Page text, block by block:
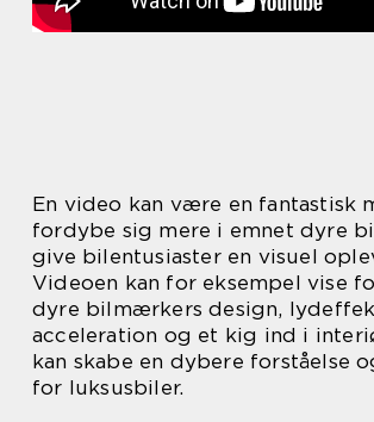
En video kan være en fantastisk
fordybe sig mere i emnet dyre
give bilentusiaster en visuel
Videoen kan for eksempel vise
dyre bilmærkers design,
acceleration og et kig ind i
kan skabe en dybere forståelse
for luksusbiler.